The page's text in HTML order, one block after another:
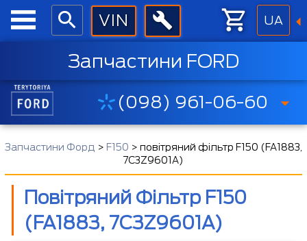
UA
Запчастини FORD
(098) 961-06-60
Запчастини Форд > F150 > повітряний фільтр F150 (FA1883,
7C3Z9601A)
Повітряний Фільтр F150
(FA1883, 7C3Z9601A)